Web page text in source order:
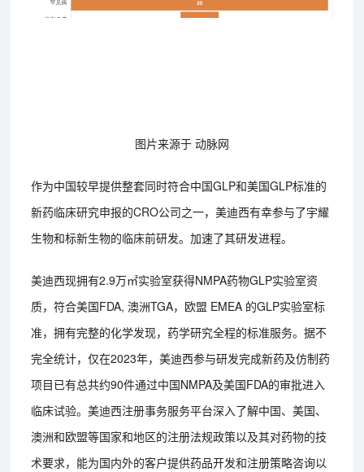
图片来源于 动脉网
作为中国较早提供整套同时符合中国GLP和美国GLP标准的
新药临床研究申报的CRO公司之一，美迪西有幸参与了宇耀
生物和标新生物的临床前研发。加速了其研发进程。
美迪西现拥有2.9万㎡实验室获得NMPA药物GLP实验室资
质，符合美国FDA, 澳洲TGA，欧盟 EMEA 的GLP实验室标
准，拥有完整的化学发现，药学研究全程的标准服务。据不
完全统计，仅在2023年，美迪西参与研发完成新药及仿制药
项目已有总共约90件通过中国NMPA及美国FDA的审批进入
临床试验。美迪西注册事务服务平台深入了解中国、美国、
澳洲和欧盟等国家和地区的注册法规政策以及其对药物的技
术要求，能为国内外的客户提供药品开发和注册策略咨询以